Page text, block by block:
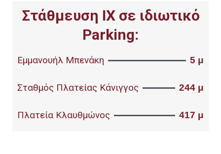
Στάθμευση ΙΧ σε ιδιωτικό
Parking:
Εμμανουήλ Μπενάκη 5 μ
Σταθμός Πλατείας Κάνιγγος 244 μ
Πλατεία Κλαυθμώνος 417 μ